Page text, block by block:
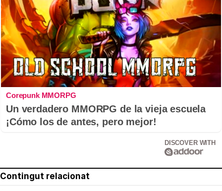
Corepunk MMORPG
Un verdadero MMORPG de la vieja escuela
¡Cómo los de antes, pero mejor!
DISCOVER WITH
Contingut relacionat